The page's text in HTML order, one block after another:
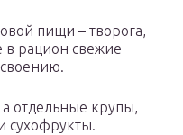
пищи – творога,
рацион свежие
отдельные крупы,
сухофрукты.